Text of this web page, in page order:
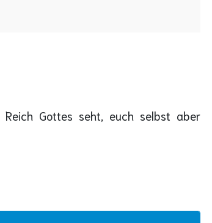
Gottes seht, euch selbst aber